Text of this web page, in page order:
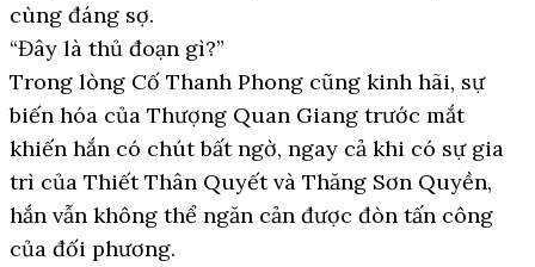
cùng đáng sợ.
“Đây là thủ đoạn gì?”
Trong lòng Cố Thanh Phong cũng kinh hãi, sự
biến hóa của Thượng Quan Giang trước mắt
khiến hắn có chút bất ngờ, ngay cả khi có sự gia
trì của Thiết Thân Quyết và Thăng Sơn Quyền,
hắn vẫn không thể ngăn cản được đòn tấn công
của đối phương.